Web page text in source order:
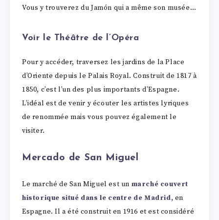
Vous y trouverez du Jamón qui a même son musée…
Voir le Théâtre de l’Opéra
Pour y accéder, traversez les jardins de la Place
d’Oriente depuis le Palais Royal. Construit de 1817 à
1850, c’est l’un des plus importants d’Espagne.
L’idéal est de venir y écouter les artistes lyriques
de renommée mais vous pouvez également le
visiter.
Mercado de San Miguel
Le marché de San Miguel est un marché couvert
historique situé dans le centre de Madrid, en
Espagne. Il a été construit en 1916 et est considéré